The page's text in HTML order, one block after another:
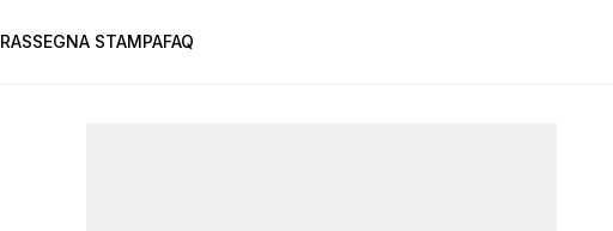
RASSEGNA STAMPAFAQ